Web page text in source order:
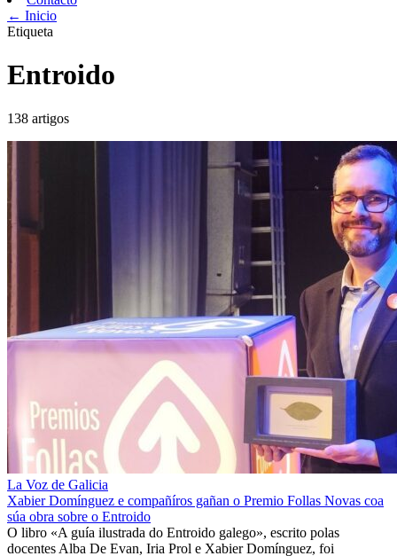
← Inicio
Etiqueta
Entroido
138 artigos
La Voz de Galicia
Xabier Domínguez e compañíros gañan o Premio Follas Novas coa
súa obra sobre o Entroido
O libro «A guía ilustrada do Entroido galego», escrito polas
docentes Alba De Evan, Iria Prol e Xabier Domínguez, foi